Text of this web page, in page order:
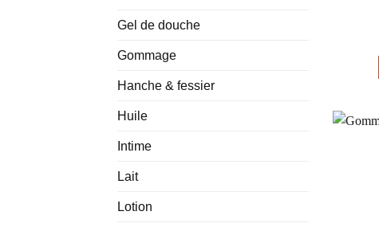
Gel de douche
Gommage
Hanche & fessier
Huile
Intime
Lait
Lotion